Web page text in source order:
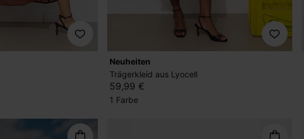
Neuheiten
Trägerkleid aus Lyocell
59,99 €
1 Farbe